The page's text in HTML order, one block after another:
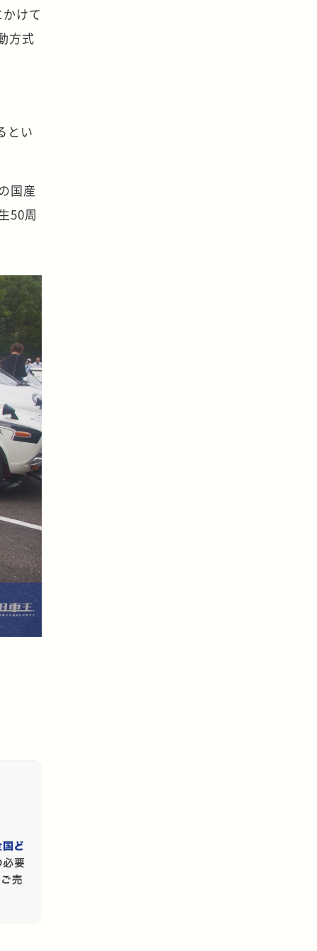
けて
方式
とい
国産
50周